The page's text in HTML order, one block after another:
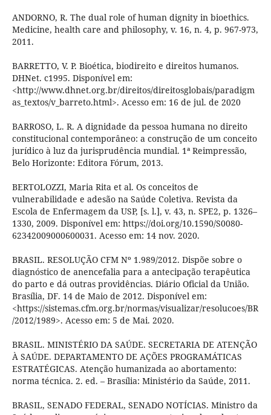
ANDORNO, R. The dual role of human dignity in bioethics.
Medicine, health care and philosophy, v. 16, n. 4, p. 967-973,
2011.
BARRETTO, V. P. Bioética, biodireito e direitos humanos.
DHNet. c1995. Disponível em:
<http://www.dhnet.org.br/direitos/direitosglobais/paradigm
as_textos/v_barreto.html>. Acesso em: 16 de jul. de 2020
BARROSO, L. R. A dignidade da pessoa humana no direito
constitucional contemporâneo: a construção de um conceito
jurídico à luz da jurisprudência mundial. 1ª Reimpressão,
Belo Horizonte: Editora Fórum, 2013.
BERTOLOZZI, Maria Rita et al. Os conceitos de
vulnerabilidade e adesão na Saúde Coletiva. Revista da
Escola de Enfermagem da USP, [s. l.], v. 43, n. SPE2, p. 1326–
1330, 2009. Disponível em: https://doi.org/10.1590/S0080-
62342009000600031. Acesso em: 14 nov. 2020.
BRASIL. RESOLUÇÃO CFM Nº 1.989/2012. Dispõe sobre o
diagnóstico de anencefalia para a antecipação terapêutica
do parto e dá outras providências. Diário Oficial da União.
Brasília, DF. 14 de Maio de 2012. Disponível em:
<https://sistemas.cfm.org.br/normas/visualizar/resolucoes/BR
/2012/1989>. Acesso em: 5 de Mai. 2020.
BRASIL. MINISTÉRIO DA SAÚDE. SECRETARIA DE ATENÇÃO
À SAÚDE. DEPARTAMENTO DE AÇÕES PROGRAMÁTICAS
ESTRATÉGICAS. Atenção humanizada ao abortamento:
norma técnica. 2. ed. – Brasília: Ministério da Saúde, 2011.
BRASIL, SENADO FEDERAL, SENADO NOTÍCIAS. Ministro da